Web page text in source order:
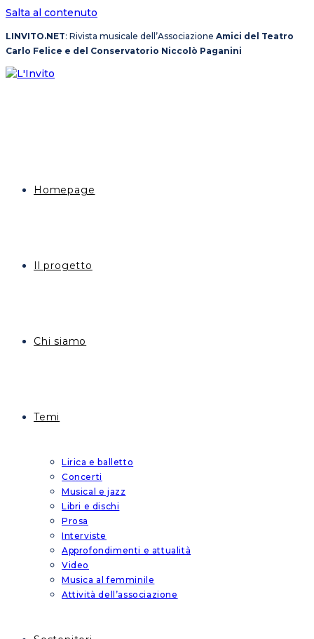
Salta al contenuto
LINVITO.NET: Rivista musicale dell’Associazione Amici del Teatro
Carlo Felice e del Conservatorio Niccolò Paganini
Homepage
Il progetto
Chi siamo
Temi
Lirica e balletto
Concerti
Musical e jazz
Libri e dischi
Prosa
Interviste
Approfondimenti e attualità
Video
Musica al femminile
Attività dell’associazione